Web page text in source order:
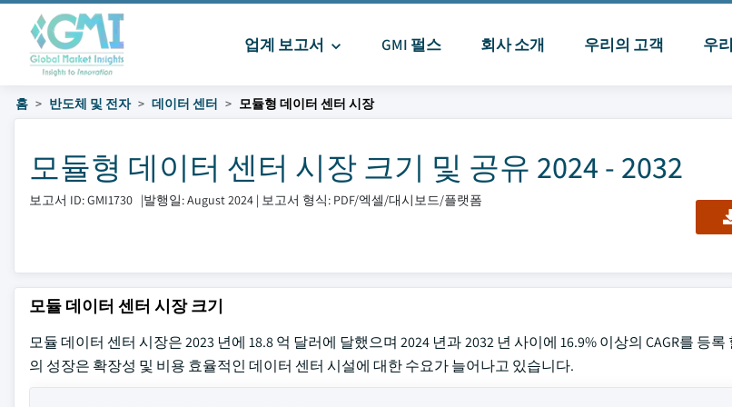
업계 보고서 GMI 펄스 회사 소개 우리의 고객 우
홈 반도체 및 전자 데이터 센터 모듈형 데이터 센터 시장
모듈형 데이터 센터 시장 크기 및 공유 2024 - 2032
보고서 ID: GMI1730 |발행일: August 2024 | 보고서 형식: PDF/엑셀/대시보드/플랫폼
모듈 데이터 센터 시장 크기
모듈 데이터 센터 시장은 2023 년에 18.8 억 달러에 달했으며 2024 년과 2032 년 사이에 16.9% 이상의 CAGR를 등
의 성장은 확장성 및 비용 효율적인 데이터 센터 시설에 대한 수요가 늘어나고 있습니다.